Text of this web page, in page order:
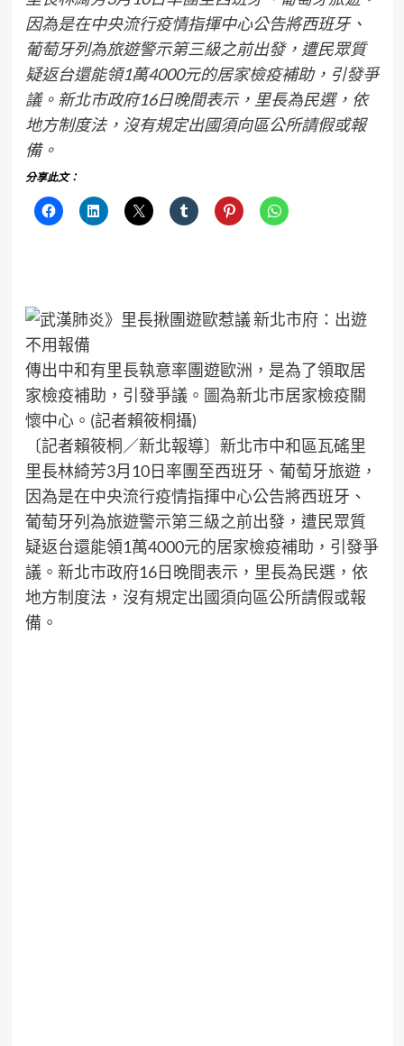
因為是在中央流行疫情指揮中心公告將西班牙、
葡萄牙列為旅遊警示第三級之前出發，遭民眾質
疑返台還能領1萬4000元的居家檢疫補助，引發爭
議。新北市政府16日晚間表示，里長為民選，依
地方制度法，沒有規定出國須向區公所請假或報
備。
分享此文：
傳出中和有里長執意率團遊歐洲，是為了領取居
家檢疫補助，引發爭議。圖為新北市居家檢疫關
懷中心。(記者賴筱桐攝)
〔記者賴筱桐／新北報導〕新北市中和區瓦磘里
里長林綺芳3月10日率團至西班牙、葡萄牙旅遊，
因為是在中央流行疫情指揮中心公告將西班牙、
葡萄牙列為旅遊警示第三級之前出發，遭民眾質
疑返台還能領1萬4000元的居家檢疫補助，引發爭
議。新北市政府16日晚間表示，里長為民選，依
地方制度法，沒有規定出國須向區公所請假或報
備。